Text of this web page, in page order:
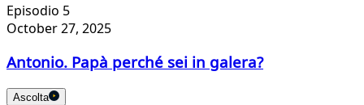
Episodio 5
October 27, 2025
Antonio. Papà perché sei in galera?
Ascolta